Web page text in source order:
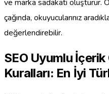
ve marka sadakati oluşturur.
çağında, okuyucularınız
değerlendirebilir.
SEO Uyumlu İçerik
Kuralları: En İyi